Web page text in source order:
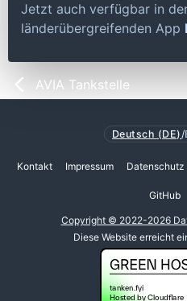
Jetzt auch verfügbar in
länderübergreifenden App
AVIA Tankstelle
Deutsch (DE) /
Kontakt Impressum Datenschutz
GitHub
Copyright © 2022-2026
Diese Website erreicht